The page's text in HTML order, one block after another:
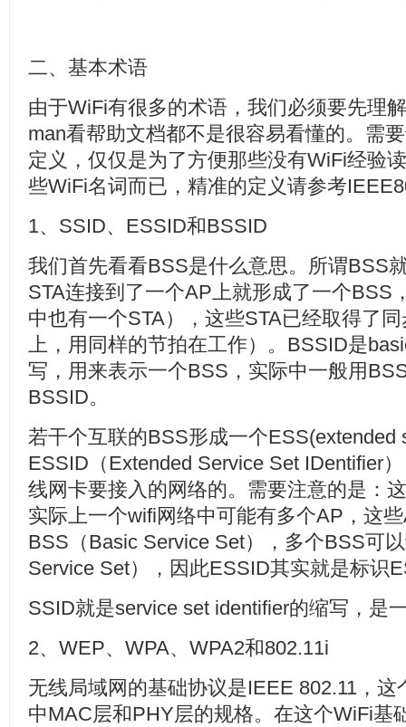
二、基本术语
由于WiFi有很多的术语，我们必须要先理
man看帮助文档都不是很容易看懂的。需
定义，仅仅是为了方便那些没有WiFi经验
些WiFi名词而已，精准的定义请参考
1、SSID、ESSID和BSSID
我们首先看看BSS是什么意思。所谓BSS
STA连接到了一个AP上就形成了一个BSS
中也有一个STA），这些STA已经取得了
上，用同样的节拍在工作）。BSSID是
写，用来表示一个BSS，实际中一般用
BSSID。
若干个互联的BSS形成一个ESS(extended
ESSID（Extended Service Set IDentifier
线网卡要接入的网络的。需要注意的是：
实际上一个wifi网络中可能有多个AP，这
BSS（Basic Service Set），多个BSS可
Service Set），因此ESSID其实就是标识
SSID就是service set identifier的缩写，是
2、WEP、WPA、WPA2和802.11i
无线局域网的基础协议是IEEE 802.11，
中MAC层和PHY层的规格。在这个WiFi基